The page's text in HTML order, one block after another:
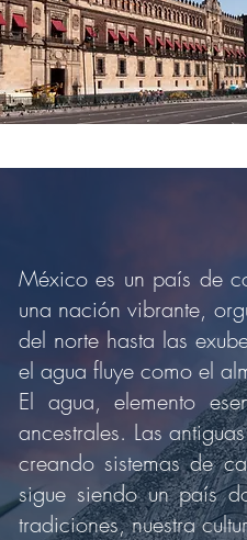
México es un país de
una nación vibrante,
del norte hasta las
el agua fluye como el
El agua, elemento
ancestrales. Las
creando sistemas de
sigue siendo un país
tradiciones, nuestra